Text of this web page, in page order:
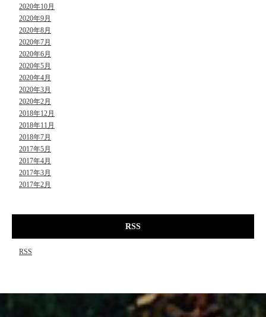
2020年10月
2020年9月
2020年8月
2020年7月
2020年6月
2020年5月
2020年4月
2020年3月
2020年2月
2018年12月
2018年11月
2018年7月
2017年5月
2017年4月
2017年3月
2017年2月
RSS
RSS